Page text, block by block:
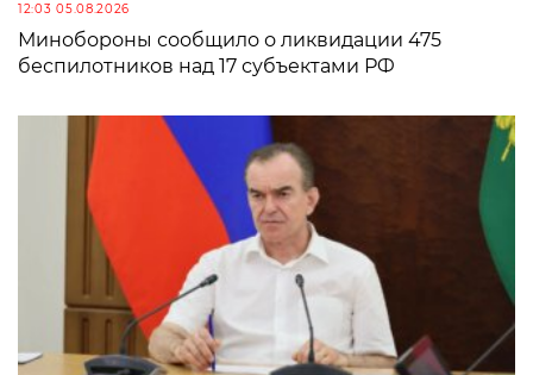
12:03 05.08.2026
Минобороны сообщило о ликвидации 475
беспилотников над 17 субъектами РФ